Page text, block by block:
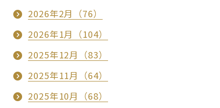
2026年2月（76）
2026年1月（104）
2025年12月（83）
2025年11月（64）
2025年10月（68）